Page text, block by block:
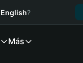
English?
Más